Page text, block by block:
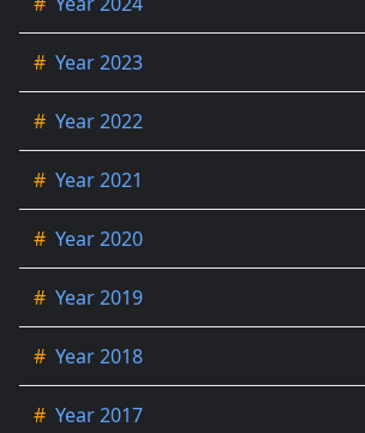
# Year 2023
# Year 2022
# Year 2021
# Year 2020
# Year 2019
# Year 2018
# Year 2017